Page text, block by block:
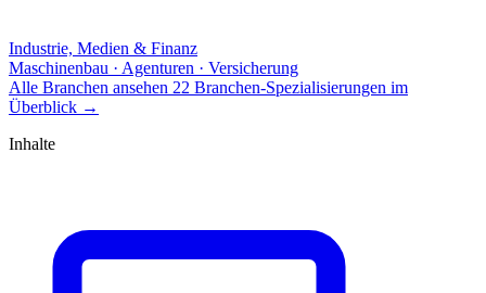
Industrie, Medien & Finanz
Maschinenbau · Agenturen · Versicherung
Alle Branchen ansehen 22 Branchen-Spezialisierungen im
Überblick →
Inhalte